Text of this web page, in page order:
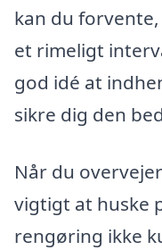
kan du
et rimeligt
god idé at
sikre dig den
Når du
vigtigt at huske
rengøring ikke